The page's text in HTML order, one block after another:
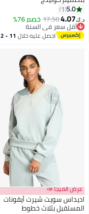
5.0
1
د.ك‏4.07
17.50خصم 76%
أقل سعر في السنة
أقل سعر في السنة
احصل عليه خلال 11 - 12
عرض الميجا 📣
اديداس سويت شيرت أيقونات
المستقبل بثلاث خطوط